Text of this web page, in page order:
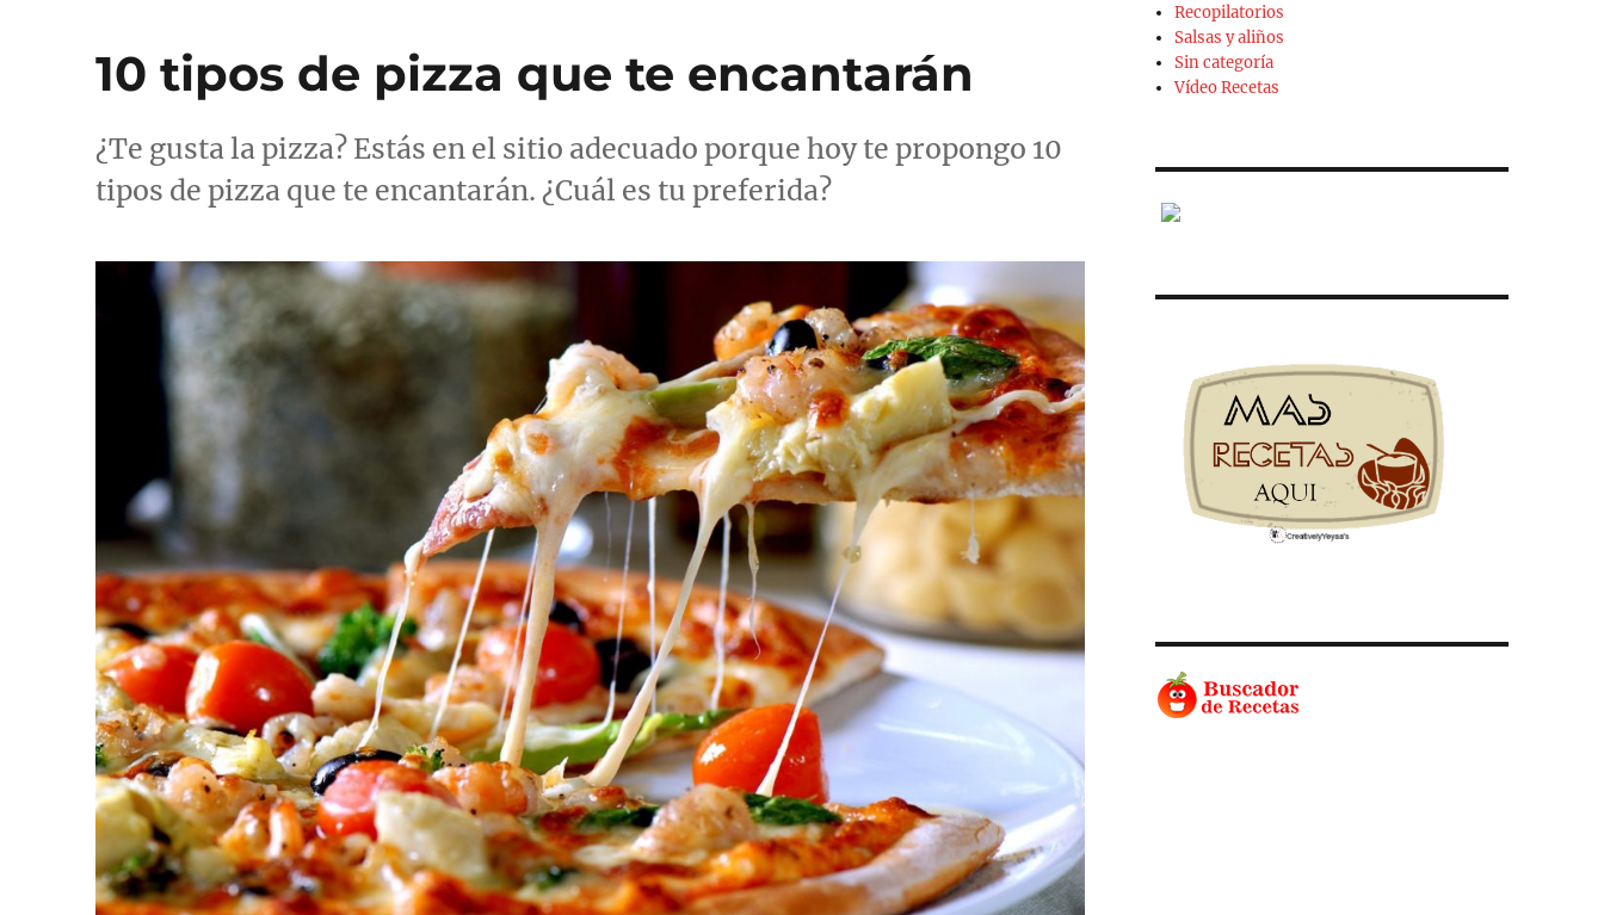
10 tipos de pizza que te encantarán
¿Te gusta la pizza? Estás en el sitio adecuado porque hoy te propongo 10
tipos de pizza que te encantarán. ¿Cuál es tu preferida?
Recopilatorios
Salsas y aliños
Sin categoría
Vídeo Recetas